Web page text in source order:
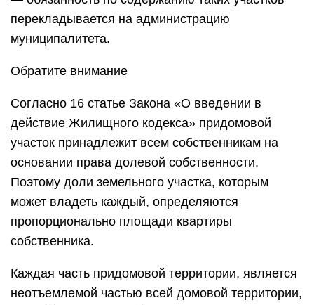
перекладывается на администрацию
муниципалитета.
Обратите внимание
Согласно 16 статье Закона «О введении в
действие Жилищного кодекса» придомовой
участок принадлежит всем собственникам на
основании права долевой собственности.
Поэтому доли земельного участка, которым
может владеть каждый, определяются
пропорционально площади квартиры
собственника.
Каждая часть придомовой территории, является
неотъемлемой частью всей домовой территории,